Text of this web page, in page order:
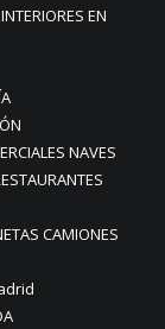
EN
NAVES
CAMIONES